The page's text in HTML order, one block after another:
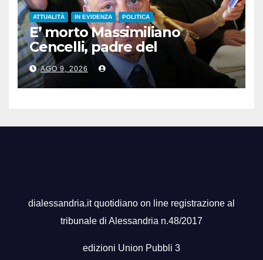
ATTUALITÀ IN EVIDENZA POLITICA
E’ morto Massimiliano
Cencelli, padre del
“manuale” omonimo
AGO 9, 2026
dialessandria.it quotidiano on line registrazione al
tribunale di Alessandria n.48/2017
edizioni Union Pubbli 3